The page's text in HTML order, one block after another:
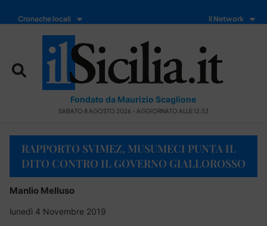
Cronache locali Il Network
Fondato da Maurizio Scaglione
SABATO 8 AGOSTO 2026 - AGGIORNATO ALLE 12:53
RAPPORTO SVIMEZ, MUSUMECI PUNTA IL
DITO CONTRO IL GOVERNO GIALLOROSSO
Manlio Melluso
lunedì 4 Novembre 2019